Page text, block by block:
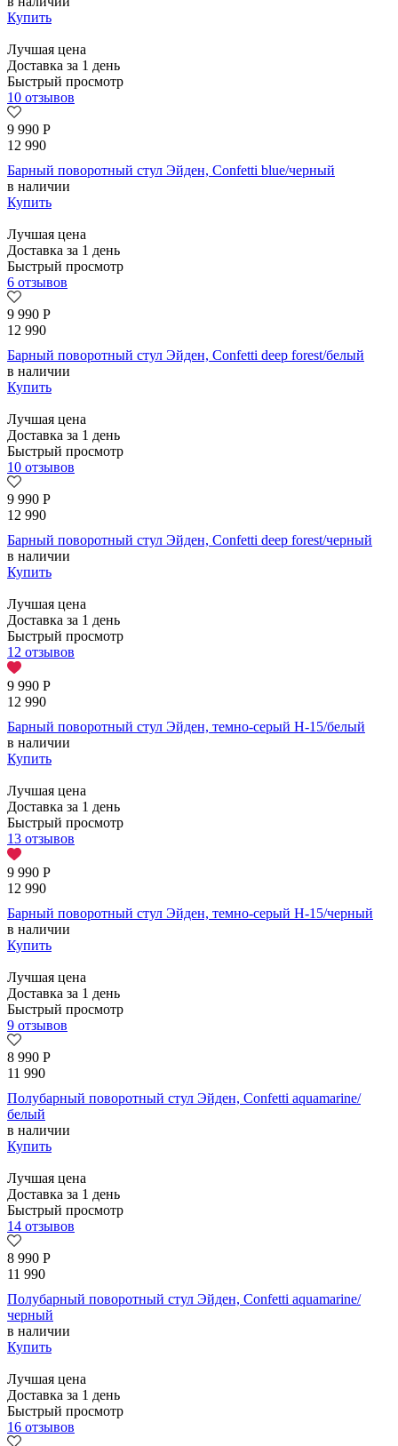
Купить
Лучшая цена
Доставка за 1 день
Быстрый просмотр
10 отзывов
9 990 Р
12 990
Барный поворотный стул Эйден, Confetti blue/черный
в наличии
Купить
Лучшая цена
Доставка за 1 день
Быстрый просмотр
6 отзывов
9 990 Р
12 990
Барный поворотный стул Эйден, Confetti deep forest/белый
в наличии
Купить
Лучшая цена
Доставка за 1 день
Быстрый просмотр
10 отзывов
9 990 Р
12 990
Барный поворотный стул Эйден, Confetti deep forest/черный
в наличии
Купить
Лучшая цена
Доставка за 1 день
Быстрый просмотр
12 отзывов
9 990 Р
12 990
Барный поворотный стул Эйден, темно-серый H-15/белый
в наличии
Купить
Лучшая цена
Доставка за 1 день
Быстрый просмотр
13 отзывов
9 990 Р
12 990
Барный поворотный стул Эйден, темно-серый H-15/черный
в наличии
Купить
Лучшая цена
Доставка за 1 день
Быстрый просмотр
9 отзывов
8 990 Р
11 990
Полубарный поворотный стул Эйден, Confetti aquamarine/
белый
в наличии
Купить
Лучшая цена
Доставка за 1 день
Быстрый просмотр
14 отзывов
8 990 Р
11 990
Полубарный поворотный стул Эйден, Confetti aquamarine/
черный
в наличии
Купить
Лучшая цена
Доставка за 1 день
Быстрый просмотр
16 отзывов